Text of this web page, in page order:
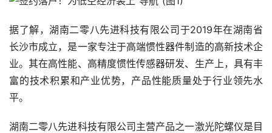
据了解，湖南二零八先进科技有限公司于2019年在湖南省
长沙市成立，是一家专注于高端惯性器件制造的高新技术企
业。其在高性能、高精度惯性传感器研发、生产上，具有丰
富的技术积累和产业优势，产品性能质量处于行业领先水
平。
湖南二零八先进科技有限公司主营产品之一激光陀螺仪是目